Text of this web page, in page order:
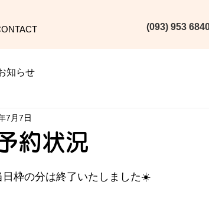
(093) 953
知らせ
約状況
7月7日
日枠の分は終了いたしました☀️